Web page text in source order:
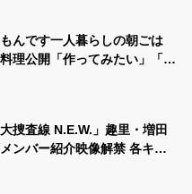
んです一人暮らしの朝ごは
理公開「作ってみたい」「ヘ
捜査線 N.E.W.」趣里・増田
ンバー紹介映像解禁 各キャ